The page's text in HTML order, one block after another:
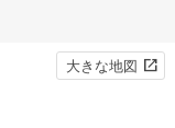
大きな地図